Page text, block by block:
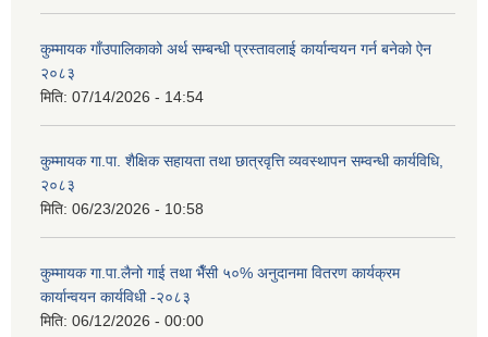
कुम्मायक गाँउपालिकाको अर्थ सम्बन्धी प्रस्तावलाई कार्यान्वयन गर्न बनेको ऐन
२०८३
मिति: 07/14/2026 - 14:54
कुम्मायक गा.पा. शैक्षिक सहायता तथा छात्रवृत्ति व्यवस्थापन सम्वन्धी कार्यविधि,
२०८३
मिति: 06/23/2026 - 10:58
कुम्मायक गा.पा.लैनो गाई तथा भैँसी ५०% अनुदानमा वितरण कार्यक्रम
कार्यान्वयन कार्यविधी -२०८३
मिति: 06/12/2026 - 00:00